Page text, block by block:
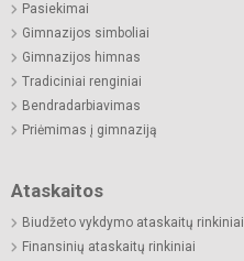
Pasiekimai
Gimnazijos simboliai
Gimnazijos himnas
Tradiciniai renginiai
Bendradarbiavimas
Priėmimas į gimnaziją
Ataskaitos
Biudžeto vykdymo ataskaitų rinkiniai
Finansinių ataskaitų rinkiniai